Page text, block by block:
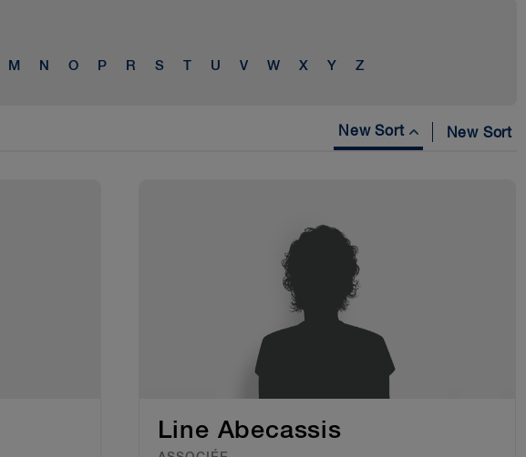
M N O P R S T U V W X Y Z
New Sort New Sort
Line Abecassis